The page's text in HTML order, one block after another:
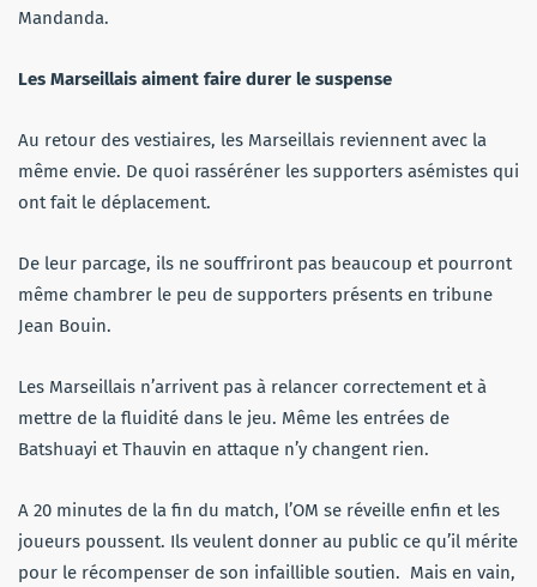
Mandanda.
Les Marseillais aiment faire durer le suspense
Au retour des vestiaires, les Marseillais reviennent avec la
même envie. De quoi rasséréner les supporters asémistes qui
ont fait le déplacement.
De leur parcage, ils ne souffriront pas beaucoup et pourront
même chambrer le peu de supporters présents en tribune
Jean Bouin.
Les Marseillais n’arrivent pas à relancer correctement et à
mettre de la fluidité dans le jeu. Même les entrées de
Batshuayi et Thauvin en attaque n’y changent rien.
A 20 minutes de la fin du match, l’OM se réveille enfin et les
joueurs poussent. Ils veulent donner au public ce qu’il mérite
pour le récompenser de son infaillible soutien. Mais en vain,